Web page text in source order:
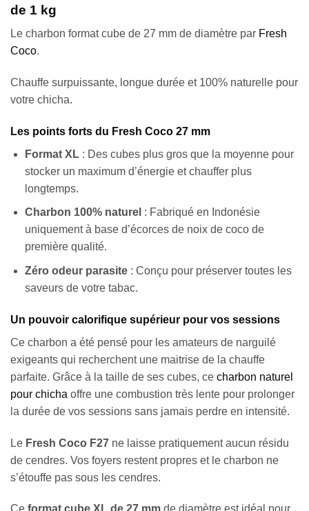
de 1 kg
Le charbon format cube de 27 mm de diamètre par Fresh
Coco.
Chauffe surpuissante, longue durée et 100% naturelle pour
votre chicha.
Les points forts du Fresh Coco 27 mm
Format XL: Des cubes plus gros que la moyenne pour
stocker un maximum d’énergie et chauffer plus
longtemps.
Charbon 100% naturel : Fabriqué en Indonésie
uniquement à base d’écorces de noix de coco de
première qualité.
Zéro odeur parasite: Conçu pour préserver toutes les
saveurs de votre tabac.
Un pouvoir calorifique supérieur pour vos sessions
Ce charbon a été pensé pour les amateurs de narguilé
exigeants qui recherchent une maitrise de la chauffe
parfaite. Grâce à la taille de ses cubes, ce charbon naturel
pour chicha offre une combustion très lente pour prolonger
la durée de vos sessions sans jamais perdre en intensité.
Le Fresh Coco F27 ne laisse pratiquement aucun résidu
de cendres. Vos foyers restent propres et le charbon ne
s’étouffe pas sous les cendres.